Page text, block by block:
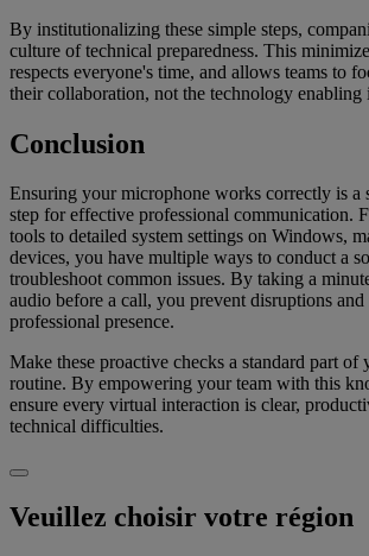
By institutionalizing these simple steps,
culture of technical preparedness. This
respects everyone's time, and allows teams to
their collaboration, not the technology enabling
Conclusion
Ensuring your microphone works correctly is a
step for effective professional communication.
tools to detailed system settings on Windows,
devices, you have multiple ways to conduct a
troubleshoot common issues. By taking a
audio before a call, you prevent disruptions and
professional presence.
Make these proactive checks a standard part of
routine. By empowering your team with this
ensure every virtual interaction is clear,
technical difficulties.
Veuillez choisir votre région